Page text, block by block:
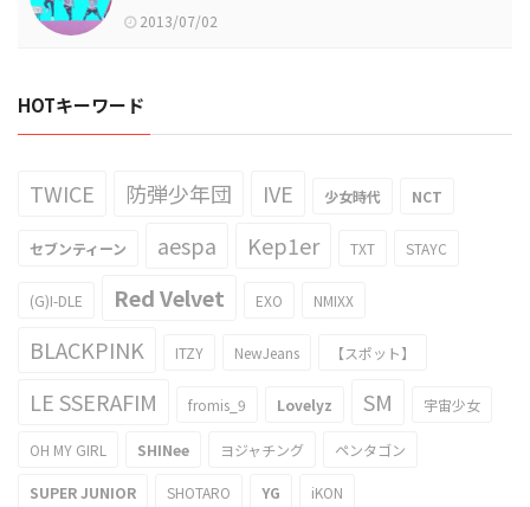
2013/07/02
HOTキーワード
TWICE 防弾少年団 IVE 少女時代 NCT
セブンティーン aespa Kep1er TXT STAYC
(G)I-DLE Red Velvet EXO NMIXX
BLACKPINK ITZY NewJeans 【スポット】
LE SSERAFIM fromis_9 Lovelyz SM 宇宙少女
OH MY GIRL SHINee ヨジャチング ペンタゴン
SUPER JUNIOR SHOTARO YG iKON